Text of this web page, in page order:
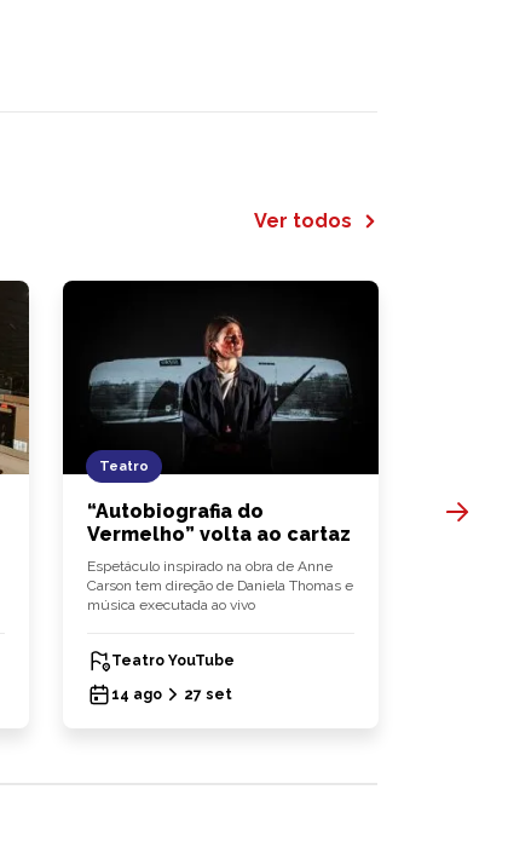
Ver todos
Teatro
“Autobiografia do
Vermelho” volta ao cartaz
Espetáculo inspirado na obra de Anne
Carson tem direção de Daniela Thomas e
música executada ao vivo
Teatro YouTube
14 ago
27 set